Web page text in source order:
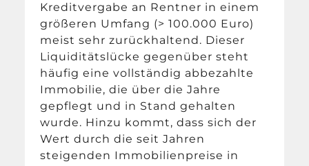
Kreditvergabe an Rentner in einem
größeren Umfang (> 100.000 Euro)
meist sehr zurückhaltend. Dieser
Liquiditätslücke gegenüber steht
häufig eine vollständig abbezahlte
Immobilie, die über die Jahre
gepflegt und in Stand gehalten
wurde. Hinzu kommt, dass sich der
Wert durch die seit Jahren
steigenden Immobilienpreise in